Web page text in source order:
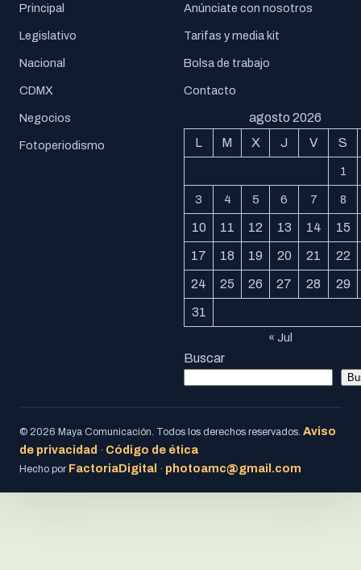
Principal
Legislativo
Nacional
CDMX
Negocios
Fotoperiodismo
Anúnciate con nosotros
Tarifas y media kit
Bolsa de trabajo
Contacto
agosto 2026
L
M X J V S
1
3 4 5 6 7 8
10 11 12 13 14 15
17 18 19 20 21 22
24 25 26 27 28 29
31
« Jul
Buscar
© 2026 Maya Comunicación. Todos los derechos reservados. Aviso
de privacidad · Código de ética
Hecho por FactoriaDigital · photoamc@gmail.com